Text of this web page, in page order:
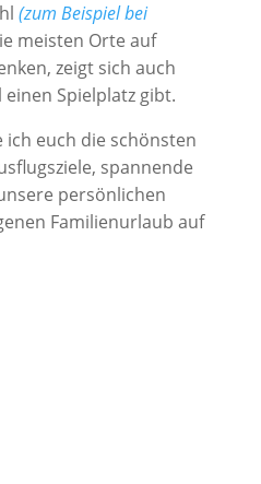
(zum Beispiel bei
meisten Orte auf
zeigt sich auch
Spielplatz gibt.
ich euch die schönsten
spannende
persönlichen
Familienurlaub auf